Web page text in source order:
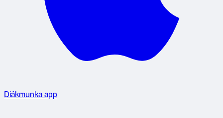
Diákmunka app